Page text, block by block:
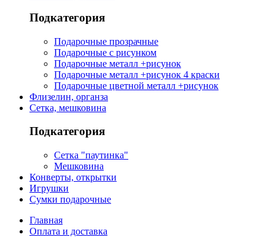
Подкатегория
Подарочные прозрачные
Подарочные с рисунком
Подарочные металл +рисунок
Подарочные металл +рисунок 4 краски
Подарочные цветной металл +рисунок
Флизелин, органза
Сетка, мешковина
Подкатегория
Сетка "паутинка"
Мешковина
Конверты, открытки
Игрушки
Сумки подарочные
Главная
Оплата и доставка